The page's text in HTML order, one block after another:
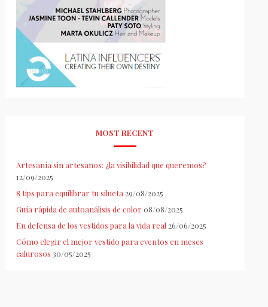
MOST RECENT
Artesanía sin artesanos: ¿la visibilidad que queremos?
12/09/2025
8 tips para equilibrar tu silueta 29/08/2025
Guía rápida de autoanálisis de color 08/08/2025
En defensa de los vestidos para la vida real 26/06/2025
Cómo elegir el mejor vestido para eventos en meses
calurosos 30/05/2025